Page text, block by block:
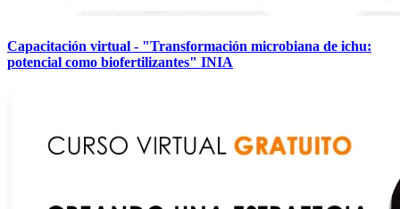
Capacitación virtual - "Transformación microbiana de ichu:
potencial como biofertilizantes" INIA